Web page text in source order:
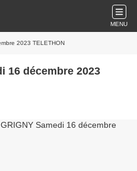
MENU
2023 TELETHON
16 décembre 2023